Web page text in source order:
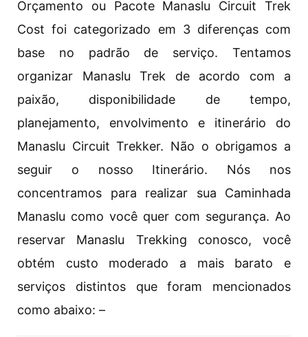
Orçamento ou Pacote Manaslu Circuit Trek
Cost foi categorizado em 3 diferenças com
base no padrão de serviço. Tentamos
organizar Manaslu Trek de acordo com a
paixão, disponibilidade de tempo,
planejamento, envolvimento e itinerário do
Manaslu Circuit Trekker. Não o obrigamos a
seguir o nosso Itinerário. Nós nos
concentramos para realizar sua Caminhada
Manaslu como você quer com segurança. Ao
reservar Manaslu Trekking conosco, você
obtém custo moderado a mais barato e
serviços distintos que foram mencionados
como abaixo: –